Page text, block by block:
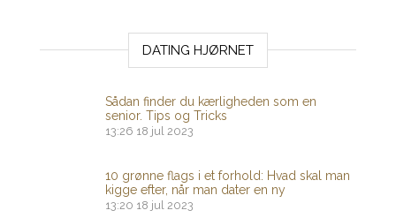
DATING HJØRNET
Sådan finder du kærligheden som en
senior. Tips og Tricks
13:26 18 jul 2023
10 grønne flags i et forhold: Hvad skal man
kigge efter, når man dater en ny
13:20 18 jul 2023